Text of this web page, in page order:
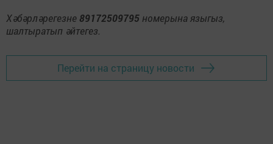
Хәбәрләрегезне 89172509795 номерына языгыз,
шалтыратып әйтегез.
Перейти на страницу новости